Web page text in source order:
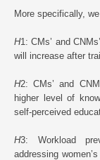
More specifically,
H1: CMs’ and
will increase after
H2: CMs’ and
higher level of
self-perceived
H3: Workload
addressing